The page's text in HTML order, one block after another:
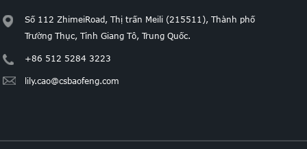
Số 112 ZhimeiRoad, Thị trấn Meili (215511), Thành phố
Trường Thục, Tỉnh Giang Tô, Trung Quốc.
+86 512 5284 3223
lily.cao@csbaofeng.com